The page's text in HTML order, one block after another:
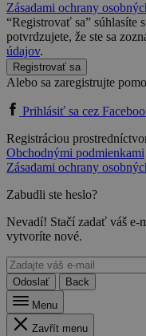
Zásadami ochrany
“Registrovať sa” súhlasíte s
potvrdzujete, že ste sa
údajov.
Registrovať sa
Alebo sa zaregistrujte
Prihlásiť sa cez
Registráciou
Obchodnými podmienkami
Zásadami ochrany
Zabudli ste heslo?
Nevadí! Stačí zadať váš e-
vytvoríte nové.
Odoslať
Back
Menu
Zavřít menu